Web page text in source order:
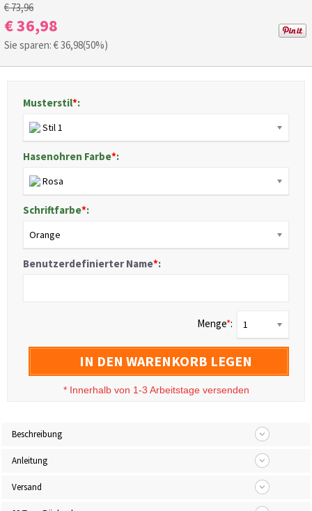
€ 73,96
€ 36,98
Sie sparen: €36,98(50%)
Musterstil*:
Stil 1
Hasenohren Farbe*:
Rosa
Schriftfarbe*:
Orange
Benutzerdefinierter Name*:
Menge*: 1
IN DEN WARENKORB LEGEN
* Innerhalb von 1-3 Arbeitstage versenden
Beschreibung
Anleitung
Versand